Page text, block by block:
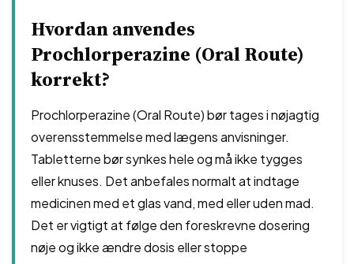
Hvordan anvendes
Prochlorperazine (Oral Route)
korrekt?
Prochlorperazine (Oral Route) bør tages i nøjagtig
overensstemmelse med lægens anvisninger.
Tabletterne bør synkes hele og må ikke tygges
eller knuses. Det anbefales normalt at indtage
medicinen med et glas vand, med eller uden mad.
Det er vigtigt at følge den foreskrevne dosering
nøje og ikke ændre dosis eller stoppe